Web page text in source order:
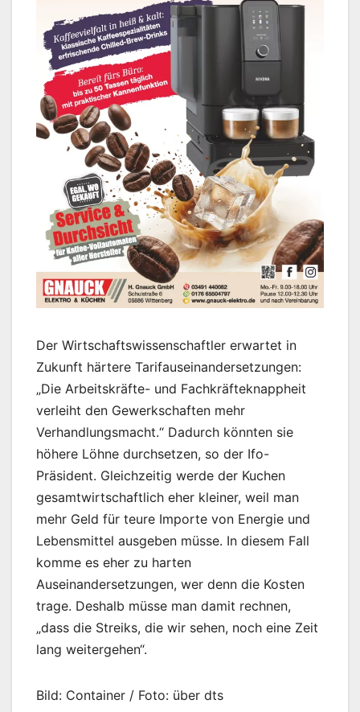
Der Wirtschaftswissenschaftler erwartet in
Zukunft härtere Tarifauseinandersetzungen:
„Die Arbeitskräfte- und Fachkräfteknappheit
verleiht den Gewerkschaften mehr
Verhandlungsmacht.“ Dadurch könnten sie
höhere Löhne durchsetzen, so der Ifo-
Präsident. Gleichzeitig werde der Kuchen
gesamtwirtschaftlich eher kleiner, weil man
mehr Geld für teure Importe von Energie und
Lebensmittel ausgeben müsse. In diesem Fall
komme es eher zu harten
Auseinandersetzungen, wer denn die Kosten
trage. Deshalb müsse man damit rechnen,
„dass die Streiks, die wir sehen, noch eine Zeit
lang weitergehen“.
Bild: Container / Foto: über dts